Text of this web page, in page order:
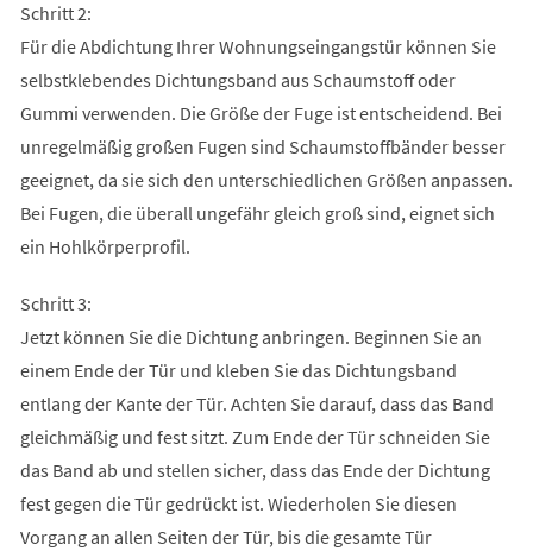
Schritt 2:
Für die Abdichtung Ihrer Wohnungseingangstür können Sie
selbstklebendes Dichtungsband aus Schaumstoff oder
Gummi verwenden. Die Größe der Fuge ist entscheidend. Bei
unregelmäßig großen Fugen sind Schaumstoffbänder besser
geeignet, da sie sich den unterschiedlichen Größen anpassen.
Bei Fugen, die überall ungefähr gleich groß sind, eignet sich
ein Hohlkörperprofil.
Schritt 3:
Jetzt können Sie die Dichtung anbringen. Beginnen Sie an
einem Ende der Tür und kleben Sie das Dichtungsband
entlang der Kante der Tür. Achten Sie darauf, dass das Band
gleichmäßig und fest sitzt. Zum Ende der Tür schneiden Sie
das Band ab und stellen sicher, dass das Ende der Dichtung
fest gegen die Tür gedrückt ist. Wiederholen Sie diesen
Vorgang an allen Seiten der Tür, bis die gesamte Tür